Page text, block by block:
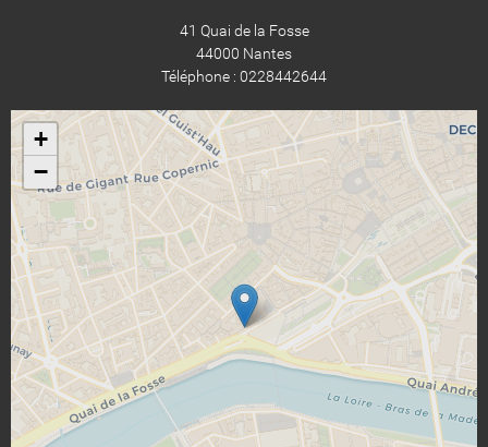
41 Quai de la Fosse
44000 Nantes
Téléphone : 0228442644
+
−